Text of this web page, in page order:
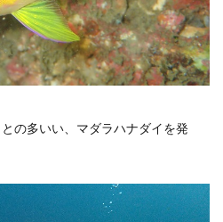
の多いい、マダラハナダイを発